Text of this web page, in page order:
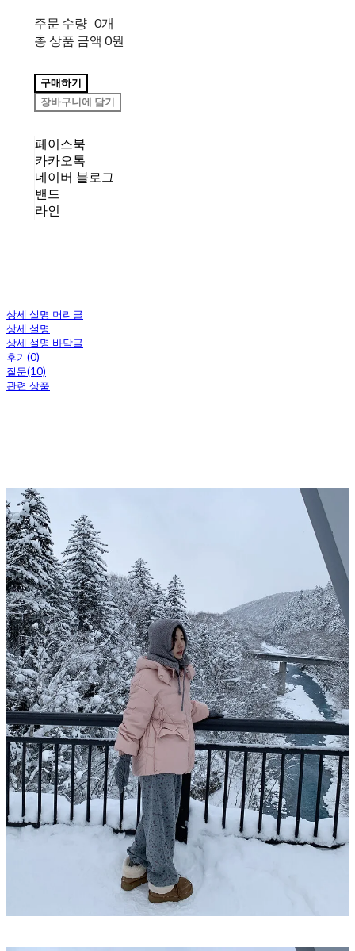
주문 수량 0개
총 상품 금액 0원
구매하기
장바구니에 담기
페이스북
카카오톡
네이버 블로그
밴드
라인
상세 설명 머리글
상세 설명
상세 설명 바닥글
후기(0)
질문(10)
관련 상품